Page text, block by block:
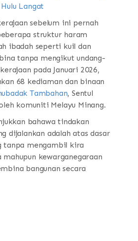
Langat
sebelum ini pernah
struktur haram
ibadah seperti kuil dan
tanpa mengikut undang-
pada Januari 2026,
68 kediaman dan binaan
Tambahan, Sentul
komuniti Melayu Minang.
bahawa tindakan
dijalankan adalah atas dasar
tanpa mengambil kira
mahupun kewarganegaraan
bangunan secara